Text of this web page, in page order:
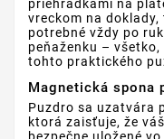
priehradkami na
vreckom na
potrebné vždy po
peňaženku –
tohto praktického
Magnetická spona
Puzdro sa uzatvára
ktorá zaisťuje, že
bezpečne uložené